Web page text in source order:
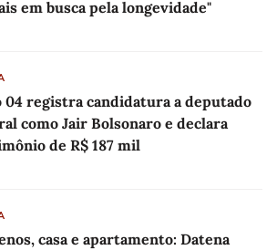
em busca pela longevidade"
04 registra candidatura a deputado
como Jair Bolsonaro e declara
de R$ 187 mil
casa e apartamento: Datena